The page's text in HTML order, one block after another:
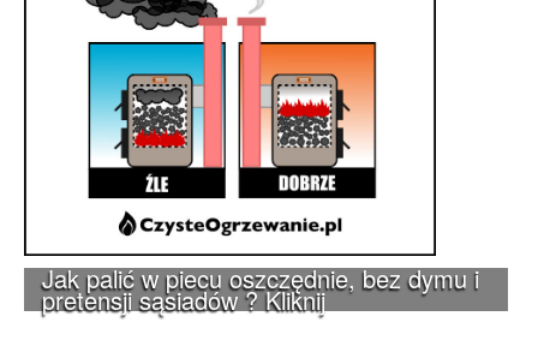
Jak palić w piecu oszczędnie, bez dymu i
pretensji sąsiadów ? Kliknij